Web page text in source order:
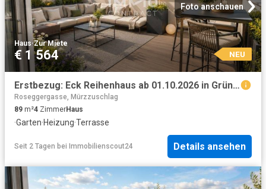
Foto anschauen
Haus·Zur Miete
€ 1 564 NEU
Erstbezug: Eck Reihenhaus ab 01.10.2026 in Grünlage
Roseggergasse, Mürzzuschlag
89 m²4 ZimmerHaus
·Garten·Heizung·Terrasse
Seit 2 Tagen bei Immobilienscout24 Details ansehen